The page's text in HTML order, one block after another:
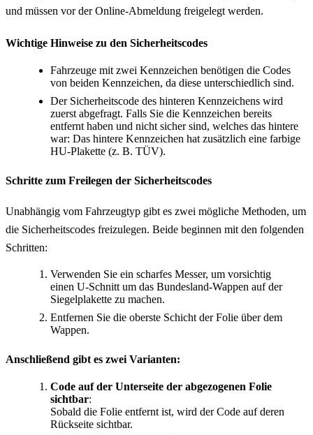
und müssen vor der Online-Abmeldung freigelegt werden.
Wichtige Hinweise zu den Sicherheitscodes
Fahrzeuge mit zwei Kennzeichen benötigen die Codes
von beiden Kennzeichen, da diese unterschiedlich sind.
Der Sicherheitscode des hinteren Kennzeichens wird
zuerst abgefragt. Falls Sie die Kennzeichen bereits
entfernt haben und nicht sicher sind, welches das hintere
war: Das hintere Kennzeichen hat zusätzlich eine farbige
HU-Plakette (z. B. TÜV).
Schritte zum Freilegen der Sicherheitscodes
Unabhängig vom Fahrzeugtyp gibt es zwei mögliche Methoden, um
die Sicherheitscodes freizulegen. Beide beginnen mit den folgenden
Schritten:
Verwenden Sie ein scharfes Messer, um vorsichtig
einen U-Schnitt um das Bundesland-Wappen auf der
Siegelplakette zu machen.
Entfernen Sie die oberste Schicht der Folie über dem
Wappen.
Anschließend gibt es zwei Varianten:
Code auf der Unterseite der abgezogenen Folie
sichtbar:
Sobald die Folie entfernt ist, wird der Code auf deren
Rückseite sichtbar.